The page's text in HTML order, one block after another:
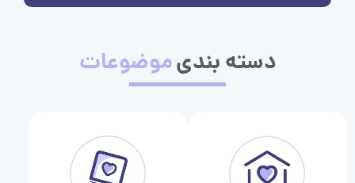
دسته بندیموضوعات